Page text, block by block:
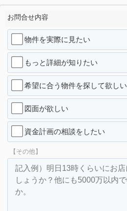
お問合せ内容
物件を実際に見たい
もっと詳細が知りたい
希望に合う物件を探して欲しい
図面が欲しい
資金計画の相談をしたい
【その他】